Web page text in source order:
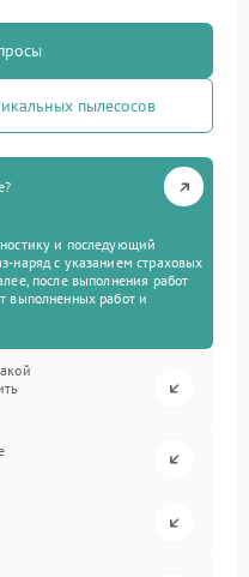
пылесосов
и последующий
наряд с указанием страховых
после выполнения работ
выполненных работ и